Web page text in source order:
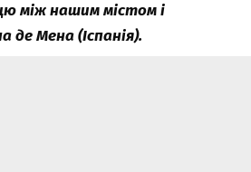
між нашим містом і
де Мена (Іспанія).